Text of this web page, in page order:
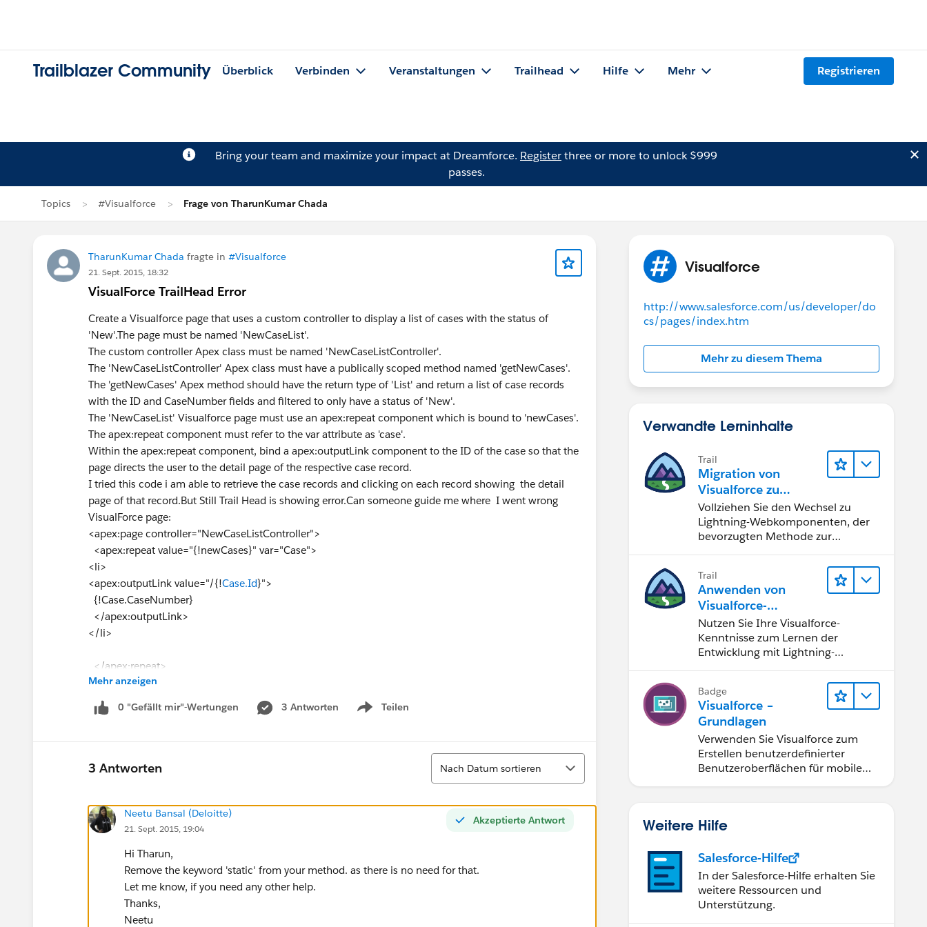
Trailblazer Community Überblick Verbinden Veranstaltungen Trailhead Hilfe Mehr Registrieren
Bring your team and maximize your impact at Dreamforce. Registerthree or more to unlock $999
passes.
Topics #Visualforce Frage von TharunKumar Chada
TharunKumar Chada fragte in #Visualforce
21. Sept. 2015, 18:32
VisualForce TrailHead Error
Create a Visualforce page that uses a custom controller to display a list of cases with the status of
'New'.The page must be named 'NewCaseList'.
The custom controller Apex class must be named 'NewCaseListController'.
The 'NewCaseListController' Apex class must have a publically scoped method named 'getNewCases'.
The 'getNewCases' Apex method should have the return type of 'List' and return a list of case records
with the ID and CaseNumber fields and filtered to only have a status of 'New'.
The 'NewCaseList' Visualforce page must use an apex:repeat component which is bound to 'newCases'.
The apex:repeat component must refer to the var attribute as 'case'.
Within the apex:repeat component, bind a apex:outputLink component to the ID of the case so that the
page directs the user to the detail page of the respective case record.
I tried this code i am able to retrieve the case records and clicking on each record showing the detail
page of that record.But Still Trail Head is showing error.Can someone guide me where I went wrong
VisualForce page:
<apex:page controller="NewCaseListController">
<apex:repeat value="{!newCases}" var="Case">
<li>
<apex:outputLink value="/{!Case.Id}">
{!Case.CaseNumber}
</apex:outputLink>
</li>
</apex:repeat>
</apex:page>
Custom Contoller:
{
caseList.add(ct);
return caseList;
Mehr anzeigen
0 "Gefällt mir"-Wertungen 3 Antworten Teilen
Show menu
3 Antworten
Sortieren
Nach Datum sortieren
Akzeptierte Antwort
Neetu Bansal (Deloitte)
21. Sept. 2015, 19:04
Hi Tharun,
Remove the keyword 'static' from your method. as there is no need for that.
Let me know, if you need any other help.
Thanks,
Neetu
Visualforce
http://www.salesforce.com/us/developer/do
cs/pages/index.htm
Mehr zu diesem Thema
Verwandte Lerninhalte
Trail
Migration von
Visualforce zu
Lightning-
Webkomponenten
Vollziehen Sie den Wechsel zu
Lightning-Webkomponenten, der
bevorzugten Methode zur
Salesforce.
Trail
Anwenden von
Visualforce-
Kenntnissen auf
Lightning-
Komponenten
Nutzen Sie Ihre Visualforce-
Kenntnisse zum Lernen der
Entwicklung mit Lightning-
Badge
Visualforce –
Grundlagen
Verwenden Sie Visualforce zum
Erstellen benutzerdefinierter
Benutzeroberflächen für mobile
Weitere Hilfe
Salesforce-Hilfe
In der Salesforce-Hilfe erhalten Sie
weitere Ressourcen und
Unterstützung.